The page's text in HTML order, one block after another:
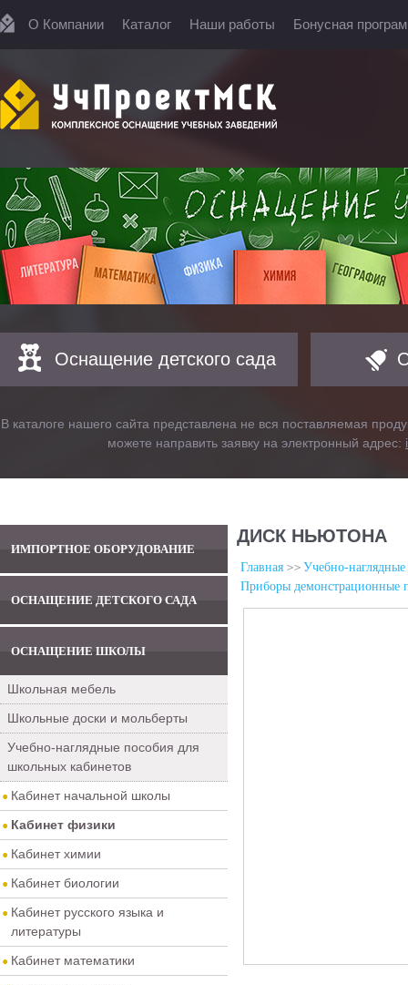
О Компании Каталог Наши работы Бонусная
Оснащение детского сада
В каталоге нашего сайта представлена не вся поставляемая
можете направить заявку на электронный адрес:
ИМПОРТНОЕ ОБОРУДОВАНИЕ
ОСНАЩЕНИЕ ДЕТСКОГО САДА
ОСНАЩЕНИЕ ШКОЛЫ
Школьная мебель
Школьные доски и мольберты
Учебно-наглядные пособия для
школьных кабинетов
Кабинет начальной школы
Кабинет физики
Кабинет химии
Кабинет биологии
Кабинет русского языка и
литературы
Кабинет математики
ДИСК НЬЮТОНА
Главная
Учебно-
Приборы демонстрационные